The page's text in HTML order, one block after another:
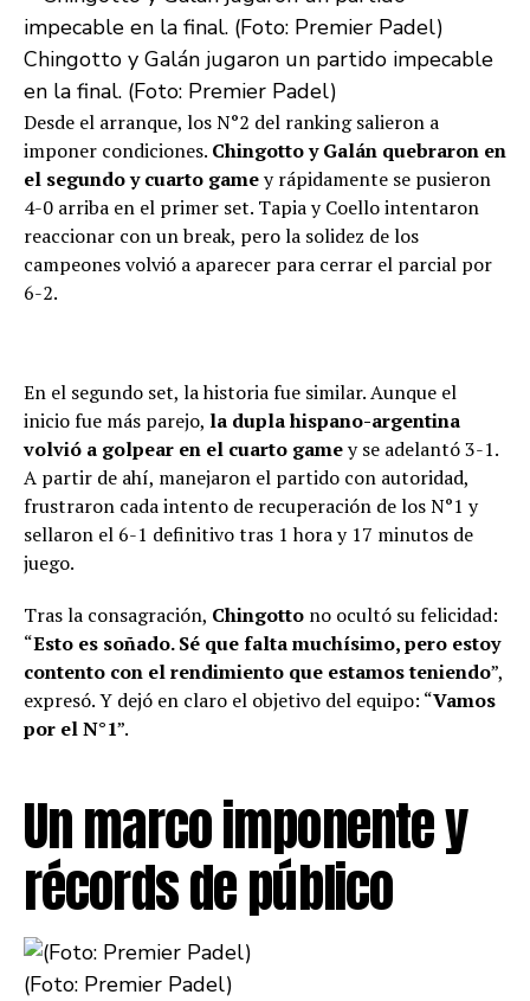
Chingotto y Galán jugaron un partido impecable
en la final. (Foto: Premier Padel)
Desde el arranque, los N°2 del ranking salieron a
imponer condiciones. Chingotto y Galán quebraron en
el segundo y cuarto gamey rápidamente se pusieron
4-0 arriba en el primer set. Tapia y Coello intentaron
reaccionar con un break, pero la solidez de los
campeones volvió a aparecer para cerrar el parcial por
6-2.
En el segundo set, la historia fue similar. Aunque el
inicio fue más parejo, la dupla hispano-argentina
volvió a golpear en el cuarto gamey se adelantó 3-1.
A partir de ahí, manejaron el partido con autoridad,
frustraron cada intento de recuperación de los N°1 y
sellaron el 6-1 definitivo tras 1 hora y 17 minutos de
juego.
Tras la consagración, Chingotto no ocultó su felicidad:
“Esto es soñado. Sé que falta muchísimo, pero estoy
contento con el rendimiento que estamos teniendo”,
expresó. Y dejó en claro el objetivo del equipo: “Vamos
por el N°1”.
Un marco imponente y
récords de público
(Foto: Premier Padel)